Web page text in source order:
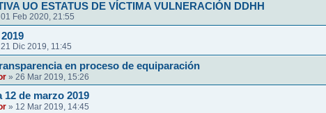
UO ESTATUS DE VÍCTIMA VULNERACIÓN DDHH
01 Feb 2020, 21:55
21 Dic 2019, 11:45
en proceso de equiparación
» 26 Mar 2019, 15:26
12 de marzo 2019
» 12 Mar 2019, 14:45